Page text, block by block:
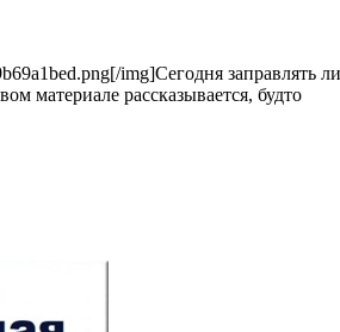
img]Сегодня
материале рассказывается, будто